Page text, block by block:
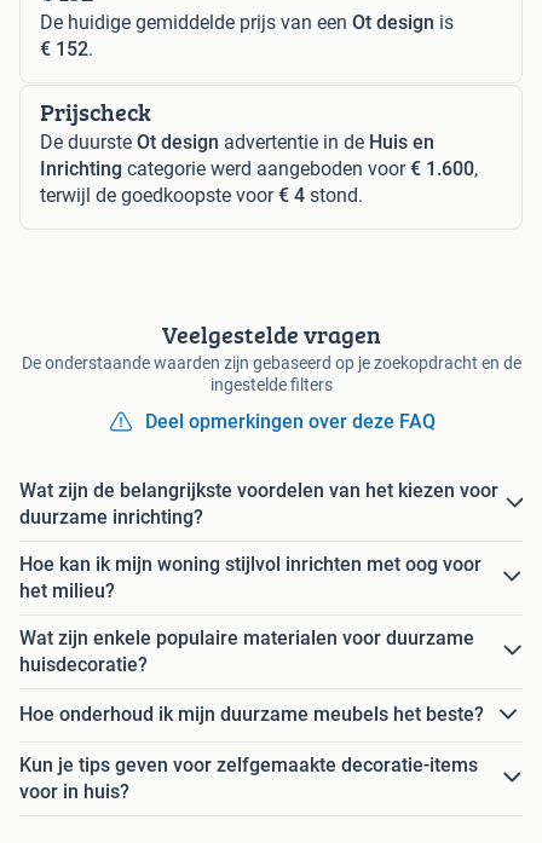
De huidige gemiddelde prijs van een Ot design is
€ 152.
Prijscheck
De duurste Ot design advertentie in de Huis en
Inrichting categorie werd aangeboden voor€ 1.600,
terwijl de goedkoopste voor€ 4 stond.
Veelgestelde vragen
De onderstaande waarden zijn gebaseerd op je zoekopdracht en de
ingestelde filters
Deel opmerkingen over deze FAQ
Wat zijn de belangrijkste voordelen van het kiezen voor
duurzame inrichting?
Hoe kan ik mijn woning stijlvol inrichten met oog voor
het milieu?
Wat zijn enkele populaire materialen voor duurzame
huisdecoratie?
Hoe onderhoud ik mijn duurzame meubels het beste?
Kun je tips geven voor zelfgemaakte decoratie-items
voor in huis?